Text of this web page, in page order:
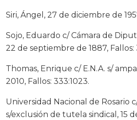
Siri, Ángel, 27 de diciembre de
Sojo, Eduardo c/ Cámara de
22 de septiembre de 1887, Fallos:
Thomas, Enrique c/ E.N.A. s/
2010, Fallos: 333:1023.
Universidad Nacional de Rosario
s/exclusión de tutela sindical, 15